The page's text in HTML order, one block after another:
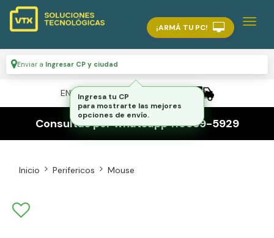
¡ARMÁ TU PC!
Enviar a Ingresar CP y ciudad
ENVÍO GRATIS A TODO EL PAÍS
Consultas por whatsapp 116559-5929
Inicio Perifericos Mouse
Ingresa tu CP
para mostrarte las mejores
opciones de envío.